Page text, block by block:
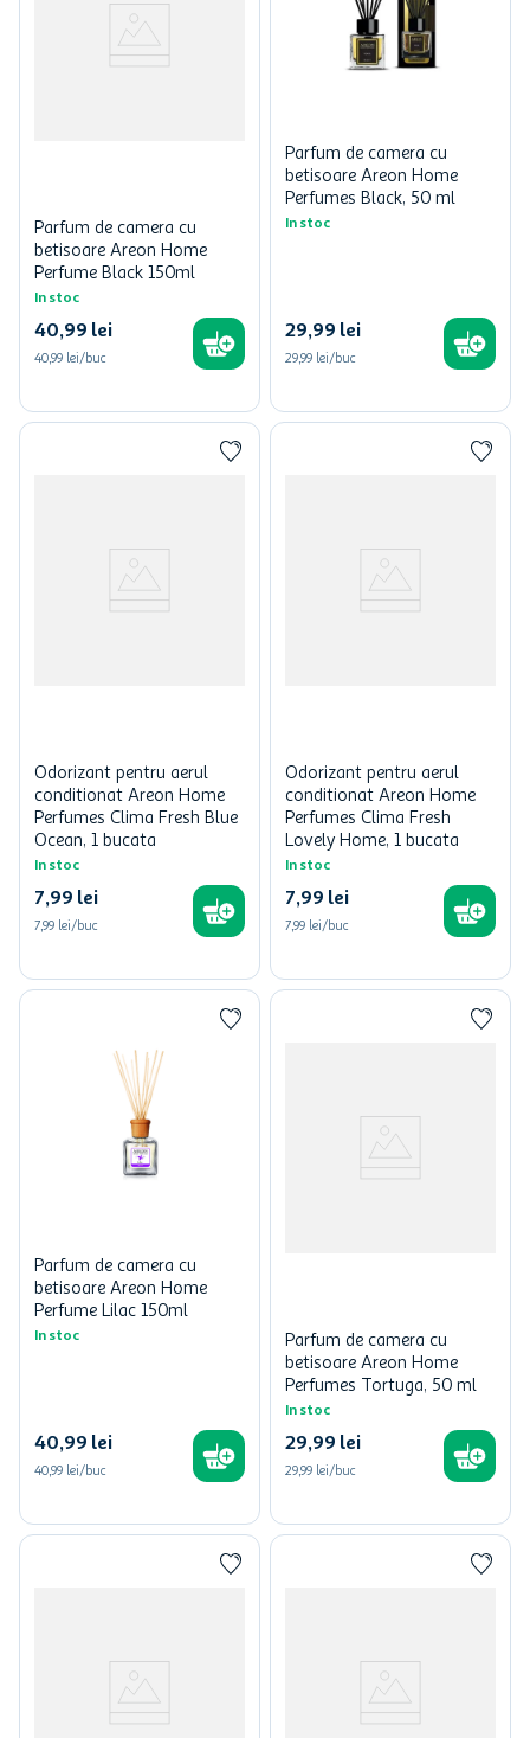
Parfum de camera cu
betisoare Areon Home
Perfume Black 150ml
In stoc
40,99 lei
40,99 lei/buc
Parfum de camera cu
betisoare Areon Home
Perfumes Black, 50 ml
In stoc
29,99 lei
29,99 lei/buc
Odorizant pentru aerul
conditionat Areon Home
Perfumes Clima Fresh Blue
Ocean, 1 bucata
In stoc
7,99 lei
7,99 lei/buc
Odorizant pentru aerul
conditionat Areon Home
Perfumes Clima Fresh
Lovely Home, 1 bucata
In stoc
7,99 lei
7,99 lei/buc
Parfum de camera cu
betisoare Areon Home
Perfume Lilac 150ml
In stoc
40,99 lei
40,99 lei/buc
Parfum de camera cu
betisoare Areon Home
Perfumes Tortuga, 50 ml
In stoc
29,99 lei
29,99 lei/buc